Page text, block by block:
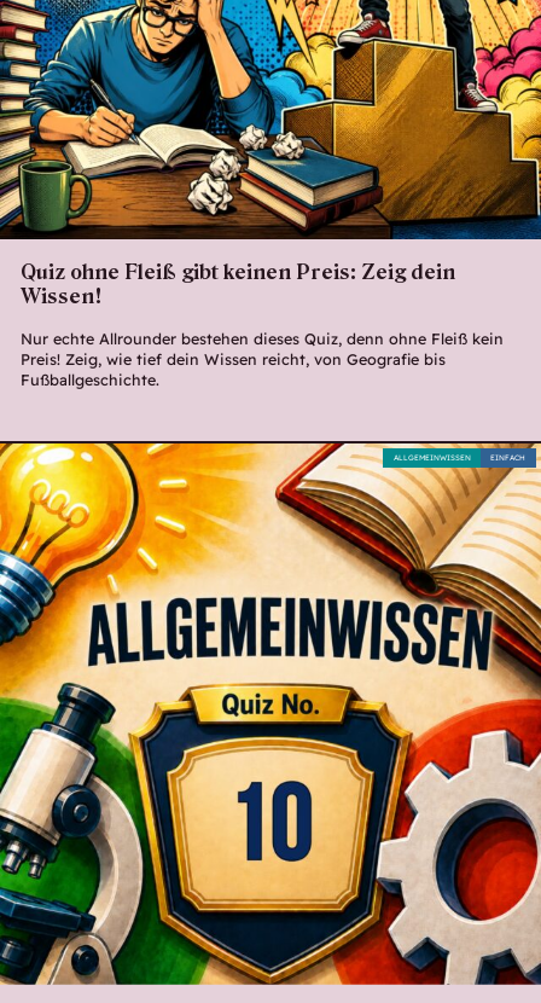
Quiz ohne Fleiß gibt keinen Preis: Zeig dein
Wissen!
Nur echte Allrounder bestehen dieses Quiz, denn ohne Fleiß kein
Preis! Zeig, wie tief dein Wissen reicht, von Geografie bis
Fußballgeschichte.
EINFACH
ALLGEMEINWISSEN